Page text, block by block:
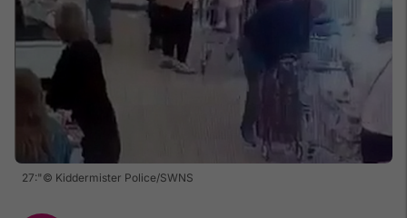
27:"© Kiddermister Police/SWNS